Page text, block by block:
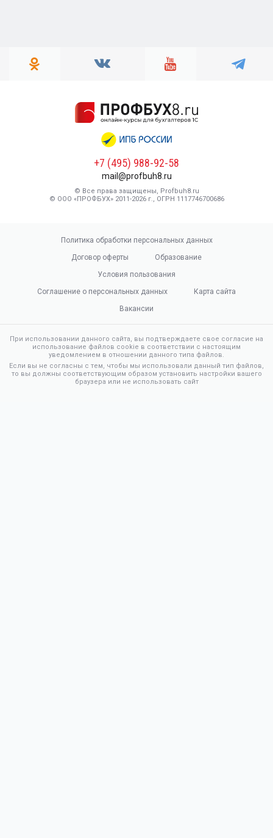
+7 (495) 988-92-58
mail@profbuh8.ru
© Все права защищены, Profbuh8.ru
© ООО «ПРОФБУХ» 2011-2026 г., ОГРН 1117746700686
Политика обработки персональных данных
Договор оферты
Образование
Условия пользования
Соглашение о персональных данных
Карта сайта
Вакансии
При использовании данного сайта, вы подтверждаете свое согласие на
использование файлов cookie в соответствии с настоящим
уведомлением в отношении данного типа файлов.
Если вы не согласны с тем, чтобы мы использовали данный тип файлов,
то вы должны соответствующим образом установить настройки вашего
браузера или не использовать сайт